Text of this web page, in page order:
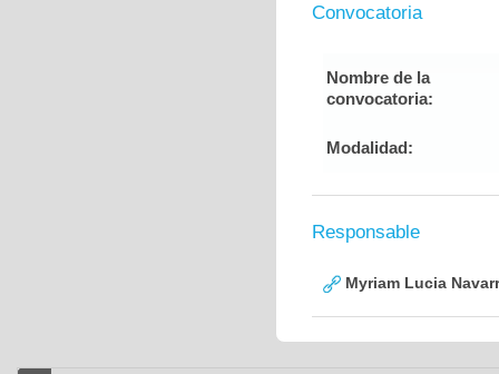
Convocatoria
Nombre de la
convocatoria:
Modalidad:
Responsable
Myriam Lucia